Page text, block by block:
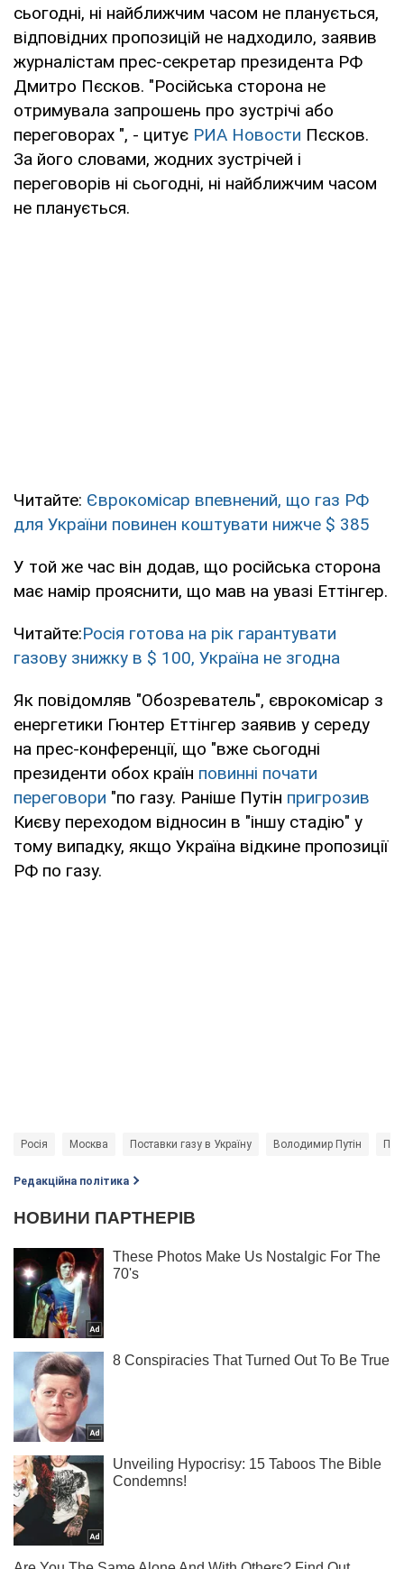
сьогодні, ні найближчим часом не планується,
відповідних пропозицій не надходило, заявив
журналістам прес-секретар президента РФ
Дмитро Пєсков. "Російська сторона не
отримувала запрошень про зустрічі або
переговорах ", - цитує РИА Новости Пєсков.
За його словами, жодних зустрічей і
переговорів ні сьогодні, ні найближчим часом
не планується.
Читайте: Єврокомісар впевнений, що газ РФ
для України повинен коштувати нижче $ 385
У той же час він додав, що російська сторона
має намір прояснити, що мав на увазі Еттінгер.
Читайте:Росія готова на рік гарантувати
газову знижку в $ 100, Україна не згодна
Як повідомляв "Обозреватель", єврокомісар з
енергетики Гюнтер Еттінгер заявив у середу
на прес-конференції, що "вже сьогодні
президенти обох країн повинні почати
переговори "по газу. Раніше Путін пригрозив
Києву переходом відносин в "іншу стадію" у
тому випадку, якщо Україна відкине пропозиції
РФ по газу.
Росія Москва Поставки газу в Україну Володимир Путін
Редакційна політика